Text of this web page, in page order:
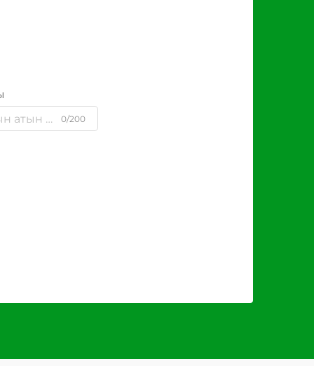
0/200